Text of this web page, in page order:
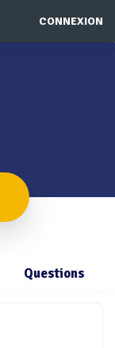
CONNEXION
Questions